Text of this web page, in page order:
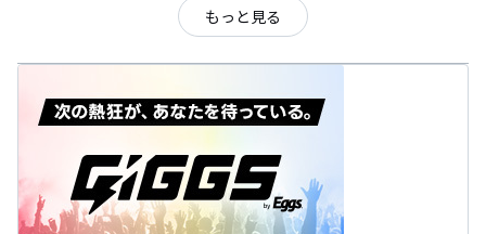
もっと見る